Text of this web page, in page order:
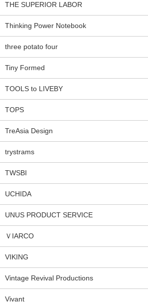
THE SUPERIOR LABOR
Thinking Power Notebook
three potato four
Tiny Formed
TOOLS to LIVEBY
TOPS
TreAsia Design
trystrams
TWSBI
UCHIDA
UNUS PRODUCT SERVICE
ＶIARCO
VIKING
Vintage Revival Productions
Vivant